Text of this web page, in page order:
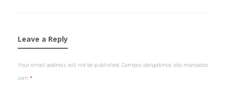
Leave a Reply
Your email address will not be published. Campos obrigatórios são marcados
com *